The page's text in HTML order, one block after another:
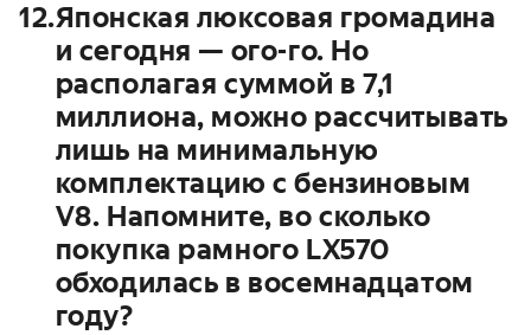
12.Японская люксовая громадина
и сегодня — ого-го. Но
располагая суммой в 7,1
миллиона, можно рассчитывать
лишь на минимальную
комплектацию с бензиновым
V8. Напомните, во сколько
покупка рамного LX570
обходилась в восемнадцатом
году?